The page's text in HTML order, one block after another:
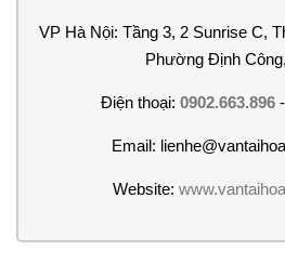
VP Hà Nội: Tầng 3, 2 Sunrise C,
Phường Định
Điện thoại: 0902.663.896 -
Email:
Website: